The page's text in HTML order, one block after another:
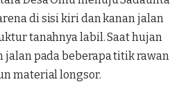
di sisi kiri dan kanan jalan
tanahnya labil. Saat hujan
jalan pada beberapa titik rawan
material longsor.